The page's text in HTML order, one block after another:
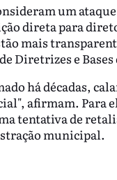
um
direta para
mais
Diretrizes e
há décadas,
afirmam. Para
tentativa de
municipal.